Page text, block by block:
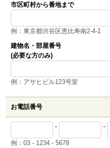
市区町村から番地まで
例：東京都渋谷区恵比寿南2-4-1
建物名・部屋番号
(必要な方のみ)
例：アサヒビル123号室
お電話番号
- -
例：03 - 1234 - 5678